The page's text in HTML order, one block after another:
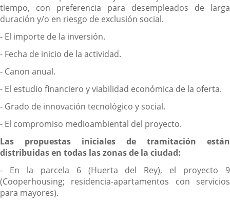
tiempo, con preferencia para desempleados de larga
duración y/o en riesgo de exclusión social.
- El importe de la inversión.
- Fecha de inicio de la actividad.
- Canon anual.
- El estudio financiero y viabilidad económica de la oferta.
- Grado de innovación tecnológico y social.
- El compromiso medioambiental del proyecto.
Las propuestas iniciales de tramitación están
distribuidas en todas las zonas de la ciudad:
- En la parcela 6 (Huerta del Rey), el proyecto 9
(Cooperhousing; residencia-apartamentos con servicios
para mayores).